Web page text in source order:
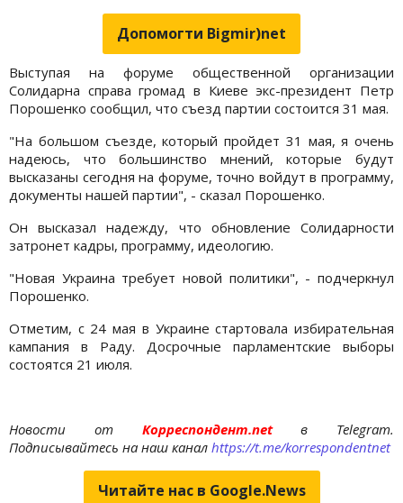
Допомогти Bigmir)net
Выступая на форуме общественной организации
Солидарна справа громад в Киеве экс-президент Петр
Порошенко сообщил, что съезд партии состоится 31 мая.
"На большом съезде, который пройдет 31 мая, я очень
надеюсь, что большинство мнений, которые будут
высказаны сегодня на форуме, точно войдут в программу,
документы нашей партии", - сказал Порошенко.
Он высказал надежду, что обновление Солидарности
затронет кадры, программу, идеологию.
"Новая Украина требует новой политики", - подчеркнул
Порошенко.
Отметим, с 24 мая в Украине стартовала избирательная
кампания в Раду. Досрочные парламентские выборы
состоятся 21 июля.
Новости отКорреспондент.netв Telegram.
Подписывайтесь на наш канал https://t.me/korrespondentnet
Читайте нас в Google.News